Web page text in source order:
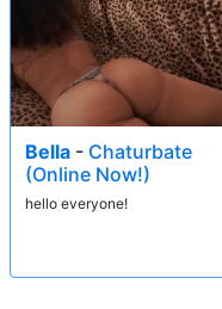
Bella - Chaturbate
(Online Now!)
hello everyone!